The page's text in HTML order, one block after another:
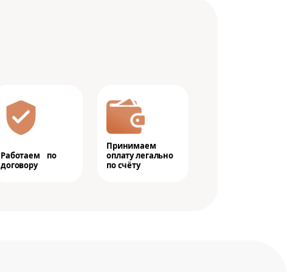
Работаем по
договору
Принимаем
оплату легально
по счёту